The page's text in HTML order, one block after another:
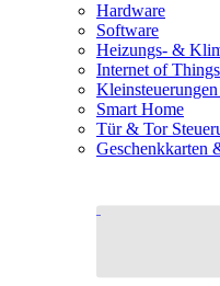
Hardware
Software
Heizungs- &
Internet of Things
Kleinsteuerungen
Smart Home
Tür & Tor
Geschenkkarten